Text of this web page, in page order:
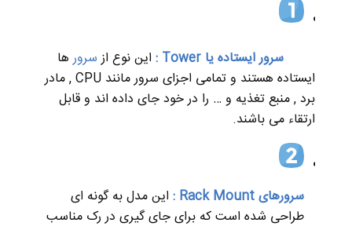
سرور ایستاده یا Tower : این نوع ازسرورها
ایستاده هستند و تمامی اجزای سرور مانند CPU , مادر
برد , منبع تغذیه و … را در خود جای داده اند و قابل
ارتقاء می باشند.
سرورهای Rack Mount :
این مدل به گونه ای
طراحی شده است که برای جای گیری در رک مناسب